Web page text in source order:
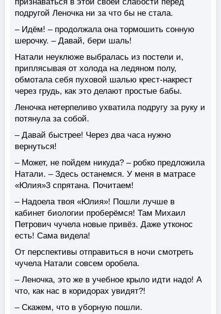
подругой Леночка ни за что бы не стала.
– Идём! – продолжала она тормошить сонную
шерочку. – Давай, бери шаль!
Натали неуклюже выбралась из постели и,
приплясывая от холода на ледяном полу,
обмотала себя пуховой шалью крест-накрест
через грудь, как это делают простые бабы.
Леночка нетерпеливо ухватила подругу за руку и
потянула за собой.
– Давай быстрее! Через два часа нужно
вернуться!
– Может, не пойдем никуда? – робко предложила
Натали. – Здесь останемся. У меня в матрасе
«Юлия»3 спрятана. Почитаем!
– Надоела твоя «Юлия»! Пошли лучше в
кабинет биологии проберёмся! Там Михаил
Петрович чучела новые привёз. Даже утконос
есть! Сама видела!
От перспективы отправиться в ночи смотреть
чучела Натали совсем оробела.
– Леночка, это же в учебное крыло идти надо! А
что, как нас в коридорах увидят?!
– Скажем, что в уборную пошли.